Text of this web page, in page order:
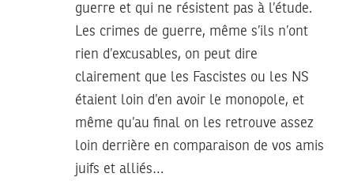
guerre et qui ne résistent pas à l’étude.
Les crimes de guerre, même s’ils n’ont
rien d’excusables, on peut dire
clairement que les Fascistes ou les NS
étaient loin d’en avoir le monopole, et
même qu’au final on les retrouve assez
loin derrière en comparaison de vos amis
juifs et alliés…